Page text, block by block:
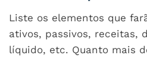
Liste os elementos que
ativos, passivos, receitas,
líquido, etc. Quanto mais